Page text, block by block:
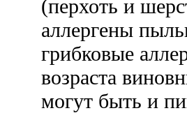
(перхоть и
аллергены
грибковые
возраста
могут быть и